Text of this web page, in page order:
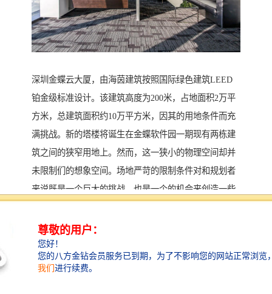
深圳金蝶云大厦，由海茵建筑按照国际绿色建筑LEED
铂金级标准设计。该建筑高度为200米，占地面积2万平
方米，总建筑面积约10万平方米，因其的用地条件而充
满挑战。新的塔楼将诞生在金蝶软件园一期现有两栋建
筑之间的狭窄用地上。然而，这一狭小的物理空间却并
未限制们的想象空间。场地严苛的限制条件对和规划者
来说既是一个巨大的挑战，也是一个的机会来创造一些
金蝶云大厦基本信息
开发商：金蝶软件
交付日期：约12月份（签署金蝶云大厦租赁意向书，可